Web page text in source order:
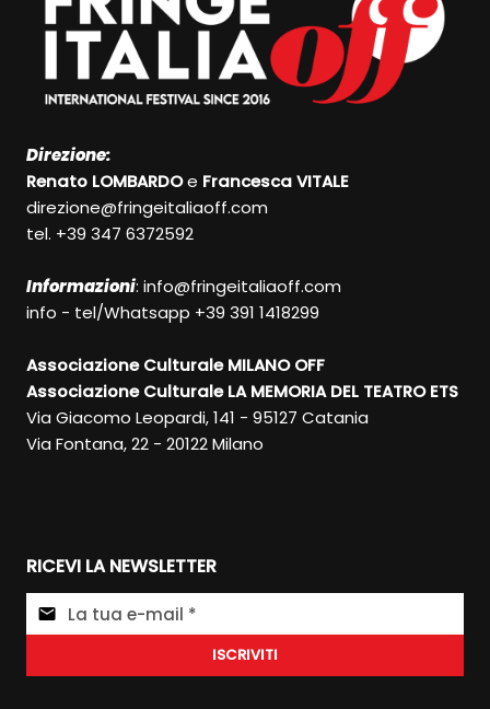
Direzione:
Renato LOMBARDOe Francesca VITALE
direzione@fringeitaliaoff.com
tel. +39 347 6372592
Informazioni: info@fringeitaliaoff.com
info - tel/Whatsapp +39 391 1418299
Associazione Culturale MILANO OFF
Associazione Culturale LA MEMORIA DEL TEATRO ETS
Via Giacomo Leopardi, 141 - 95127 Catania
Via Fontana, 22 - 20122 Milano
RICEVI LA NEWSLETTER
ISCRIVITI